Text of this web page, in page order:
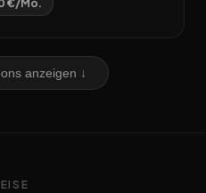
€/Mo.
anzeigen ↓